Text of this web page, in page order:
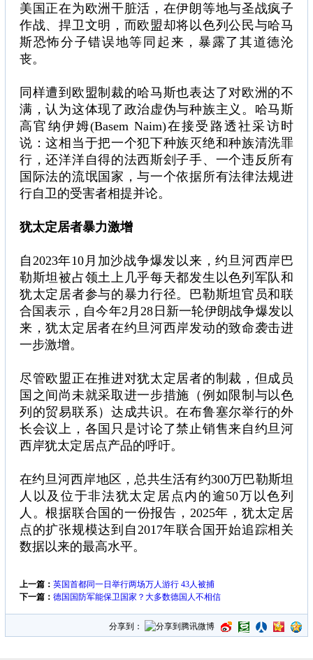
美国正在为欧洲干脏活，在伊朗等地与圣战疯子
作战、捍卫文明，而欧盟却将以色列公民与哈马
斯恐怖分子错误地等同起来，暴露了其道德沦
丧。
同样遭到欧盟制裁的哈马斯也表达了对欧洲的不
满，认为这体现了政治虚伪与种族主义。哈马斯
高官纳伊姆(Basem Naim)在接受路透社采访时
说：这相当于把一个犯下种族灭绝和种族清洗罪
行，还洋洋自得的法西斯刽子手、一个违反所有
国际法的流氓国家，与一个依据所有法律法规进
行自卫的受害者相提并论。
犹太定居者暴力激增
自2023年10月加沙战争爆发以来，约旦河西岸巴
勒斯坦被占领土上几乎每天都发生以色列军队和
犹太定居者参与的暴力行径。巴勒斯坦官员和联
合国表示，自今年2月28日新一轮伊朗战争爆发以
来，犹太定居者在约旦河西岸发动的致命袭击进
一步激增。
尽管欧盟正在推进对犹太定居者的制裁，但成员
国之间尚未就采取进一步措施（例如限制与以色
列的贸易联系）达成共识。在布鲁塞尔举行的外
长会议上，各国只是讨论了禁止销售来自约旦河
西岸犹太定居点产品的呼吁。
在约旦河西岸地区，总共生活有约300万巴勒斯坦
人以及位于非法犹太定居点内的逾50万以色列
人。根据联合国的一份报告，2025年，犹太定居
点的扩张规模达到自2017年联合国开始追踪相关
数据以来的最高水平。
上一篇： 英国首都同一日举行两场万人游行 43人被捕
下一篇： 德国国防军能保卫国家？大多数德国人不相信
分享到：